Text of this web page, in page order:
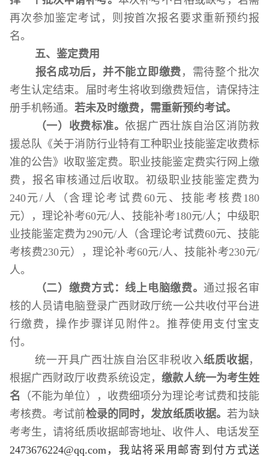
再次参加鉴定考试，则按首次报名要求重新预约报
名。
五、鉴定费用
报名成功后，并不能立即缴费 ，需待整个批次
考生认定结束。届时考生将收到缴费短信，请保持注
册手机畅通。 若未及时缴费，需重新预约考试。
（一）收费标准。依据广西壮族自治区消防救
援总队 《关于消防行业特有工种职业技能鉴定收费标
准的公告》收取鉴定费。职业技能鉴定费实行网上缴
费，报名审核通过后收取。初级职业技能鉴定费为
240元/ 人（含理论考试 费 60元、 技能考核 费 180
元），理论补考60元/人、技能补考180元/人；中级职
业技能鉴定费为290元/人（含理论考试费60元、 技能
考核费230元），理论补考60元/人、技能补考230元/
人。
（二）缴费方式：线上电脑缴费。通过报名审
核的人员请电脑登录广西财政厅统一公共收付平台进
行缴费 ，操作步骤详见附件2。推荐使用支付宝支
付。
统一开具广西壮族自治区非税收入纸质收据，
根据广西财政厅收费系统设定 ，缴款人统一为考生姓
名 （不能为单位），收费细项分为理论考试费和技能
考核费。 考试前检录的同时，发放纸质收据。 若为缺
考考生，请将纸质收据邮寄地址、收件人、电话发至
2473676224@qq.com ，我站将采用邮寄到付方式送